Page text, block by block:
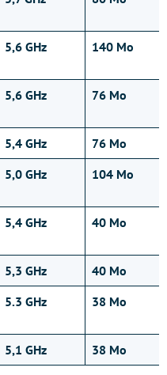
5,6 GHz 140 Mo
5,6 GHz 76 Mo
5,4 GHz
76 Mo
5,0 GHz 104 Mo
5,4 GHz 40 Mo
5,3 GHz
40 Mo
5.3 GHz 38 Mo
5,1 GHz 38 Mo